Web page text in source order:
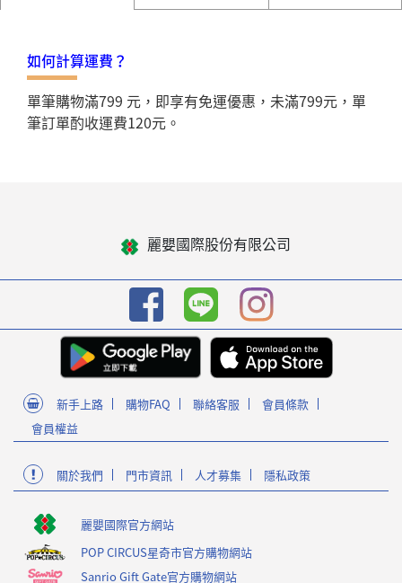
如何計算運費？
單筆購物滿799 元，即享有免運優惠，未滿799元，單
筆訂單酌收運費120元。
麗嬰國際股份有限公司
新手上路 購物FAQ 聯絡客服
會員條款
會員權益
關於我們 門市資訊 人才募集 隱私政策
麗嬰國際官方網站
POP CIRCUS星奇市官方購物網站
Sanrio Gift Gate官方購物網站